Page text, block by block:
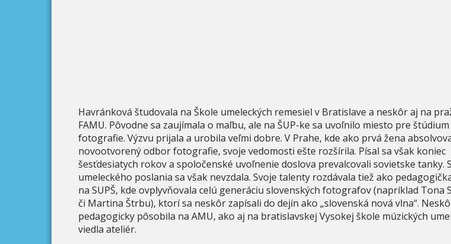
Havránková študovala na Škole umeleckých remesiel v Bratislave a neskôr aj na
FAMU. Pôvodne sa zaujímala o maľbu, ale na ŠUP-ke sa uvoľnilo miesto pre štúdium
fotografie. Výzvu prijala a urobila veľmi dobre. V Prahe, kde ako prvá žena
novootvorený odbor fotografie, svoje vedomosti ešte rozšírila. Písal sa však koniec
šesťdesiatych rokov a spoločenské uvoľnenie doslova prevalcovali sovietske tanky.
umeleckého poslania sa však nevzdala. Svoje talenty rozdávala tiež ako
na SUPŠ, kde ovplyvňovala celú generáciu slovenských fotografov (napríklad Tona
či Martina Štrbu), ktorí sa neskôr zapísali do dejín ako „slovenská nová vlna“.
pedagogicky pôsobila na AMU, ako aj na bratislavskej Vysokej škole múzických
viedla ateliér.